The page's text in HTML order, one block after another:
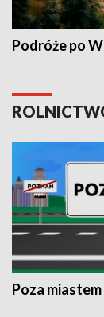
Podróże po
Poza miastem